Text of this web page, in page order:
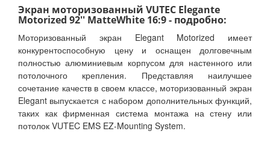
Экран моторизованный VUTEC Elegante
Motorized 92'' MatteWhite 16:9 - подробно:
Моторизованный экран Elegant Motorized имеет
конкурентоспособную цену и оснащен долговечным
полностью алюминиевым корпусом для настенного или
потолочного крепления. Представляя наилучшее
сочетание качеств в своем классе, моторизованный экран
Elegant выпускается с набором дополнительных функций,
таких как фирменная система монтажа на стену или
потолок VUTEC EMS EZ-Mounting System.